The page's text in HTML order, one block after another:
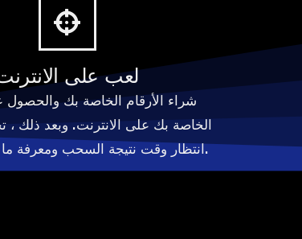
لعب على
شراء الأرقام الخاصة بك والحصول
الخاصة بك على الانترنت. وبعد ذلك ،
انتظار وقت نتيجة السحب ومعرفة ما إذا كنت تفوز.